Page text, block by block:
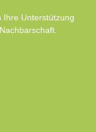
Ihre Unterstützung